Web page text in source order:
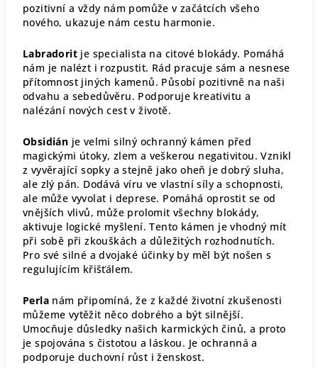
pozitivní a vždy nám pomůže v začátcích všeho
nového, ukazuje nám cestu harmonie.
Labradorit je specialista na citové blokády. Pomáhá
nám je nalézt i rozpustit. Rád pracuje sám a nesnese
přítomnost jiných kamenů. Působí pozitivně na naši
odvahu a sebedůvěru. Podporuje kreativitu a
nalézání nových cest v životě.
Obsidián je velmi silný ochranný kámen před
magickými útoky, zlem a veškerou negativitou. Vznikl
z vyvěrající sopky a stejně jako oheň je dobrý sluha,
ale zlý pán. Dodává víru ve vlastní síly a schopnosti,
ale může vyvolat i deprese. Pomáhá oprostit se od
vnějších vlivů, může prolomit všechny blokády,
aktivuje logické myšlení. Tento kámen je vhodný mít
při sobě při zkouškách a důležitých rozhodnutích.
Pro své silné a dvojaké účinky by měl být nošen s
regulujícím křišťálem.
Perla nám připomíná, že z každé životní zkušenosti
můžeme vytěžit něco dobrého a být silnější.
Umocňuje důsledky našich karmických činů, a proto
je spojována s čistotou a láskou. Je ochranná a
podporuje duchovní růst i ženskost.